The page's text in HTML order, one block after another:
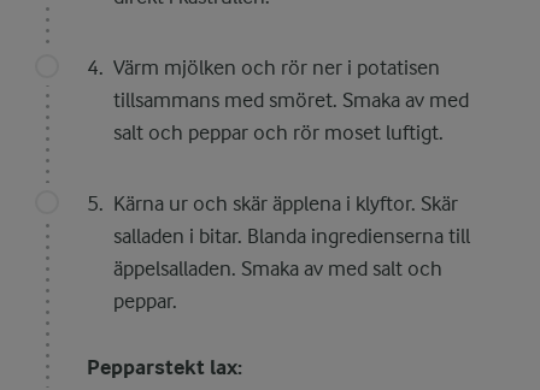
Värm mjölken och rör ner i potatisen
tillsammans med smöret. Smaka av med
salt och peppar och rör moset luftigt.
Kärna ur och skär äpplena i klyftor. Skär
salladen i bitar. Blanda ingredienserna till
äppelsalladen. Smaka av med salt och
peppar.
Pepparstekt lax: